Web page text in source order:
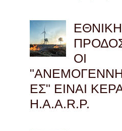
ΕΘΝΙΚΗ
ΟΙ
ΕΣ" ΕΙΝΑΙ
H.A.A.R.P.